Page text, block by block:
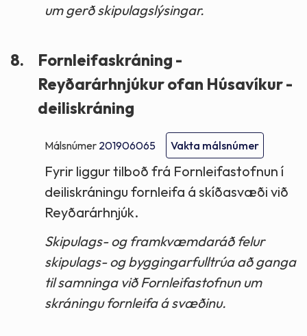
um gerð skipulagslýsingar.
8.
Fornleifaskráning -
Reyðarárhnjúkur ofan Húsavíkur -
deiliskráning
Málsnúmer 201906065 Vakta málsnúmer
Fyrir liggur tilboð frá Fornleifastofnun í
deiliskráningu fornleifa á skíðasvæði við
Reyðarárhnjúk.
Skipulags- og framkvæmdaráð felur
skipulags- og byggingarfulltrúa að ganga
til samninga við Fornleifastofnun um
skráningu fornleifa á svæðinu.